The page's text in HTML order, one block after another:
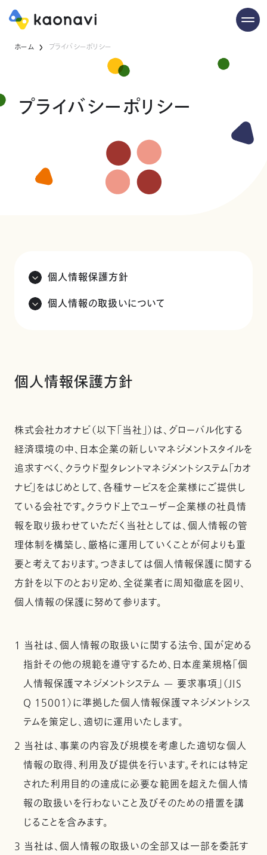
ホーム プライバシーポリシー
プライバシーポリシー
個人情報保護方針
個人情報の取扱いについて
個人情報保護方針
株式会社カオナビ（以下「当社」）は、グローバル化する
経済環境の中、日本企業の新しいマネジメントスタイルを
追求すべく、クラウド型タレントマネジメントシステム「カオ
ナビ」をはじめとして、各種サービスを企業様にご提供し
ている会社です。クラウド上でユーザー企業様の社員情
報を取り扱わせていただく当社としては、個人情報の管
理体制を構築し、厳格に運用していくことが何よりも重
要と考えております。つきましては個人情報保護に関する
方針を以下のとおり定め、全従業者に周知徹底を図り、
個人情報の保護に努めて参ります。
1 当社は、個人情報の取扱いに関する法令、国が定める
指針その他の規範を遵守するため、日本産業規格「個
人情報保護マネジメントシステム — 要求事項」（JIS
Q 15001）に準拠した個人情報保護マネジメントシス
テムを策定し、適切に運用いたします。
2 当社は、事業の内容及び規模を考慮した適切な個人
情報の取得、利用及び提供を行います。それには特定
された利用目的の達成に必要な範囲を超えた個人情
報の取扱いを行わないこと及びそのための措置を講
じることを含みます。
3 当社は、個人情報の取扱いの全部又は一部を委託す